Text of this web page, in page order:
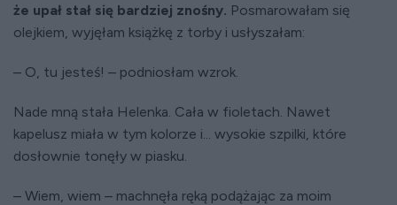
że upał stał się bardziej znośny. Posmarowałam się
olejkiem, wyjęłam książkę z torby i usłyszałam:
– O, tu jesteś! – podniosłam wzrok.
Nade mną stała Helenka. Cała w fioletach. Nawet
kapelusz miała w tym kolorze i... wysokie szpilki, które
dosłownie tonęły w piasku.
– Wiem, wiem – machnęła ręką podążając za moim